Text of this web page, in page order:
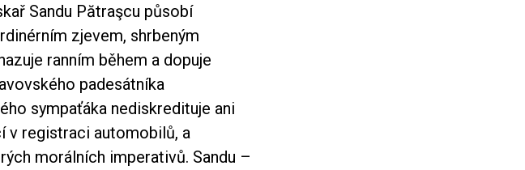
Sandu Pătraşcu působí
zjevem, shrbeným
ranním během a dopuje
padesátníka
sympaťáka nediskredituje ani
v registraci automobilů, a
morálních imperativů. Sandu –